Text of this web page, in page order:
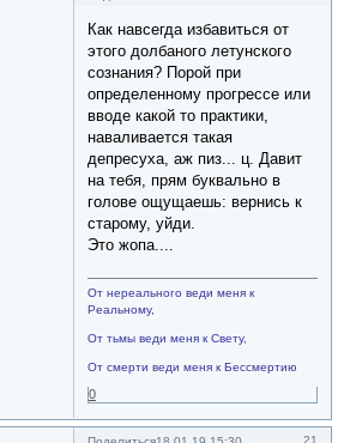
Как навсегда избавиться от
этого долбаного летунского
сознания? Порой при
определенному прогрессе или
вводе какой то практики,
наваливается такая
депресуха, аж пиз... ц. Давит
на тебя, прям буквально в
голове ощущаешь: вернись к
старому, уйди.
Это жопа....
От нереального веди меня к
Реальному,
От тьмы веди меня к Свету,
От смерти веди меня к Бессмертию
0
21